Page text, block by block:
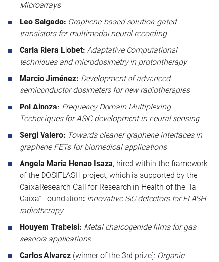
Microarrays
Leo Salgado: Graphene-based solution-gated
transistors for multimodal neural recording
Carla Riera Llobet: Adaptative Computational
techniques and microdosimetry in protontherapy
Marcio Jiménez: Development of advanced
semiconductor dosimeters for new radiotherapies
Pol Ainoza: Frequency Domain Multiplexing
Techcniques for ASIC development in neural sensing
Sergi Valero: Towards cleaner graphene interfaces in
graphene FETs for biomedical applications
Angela Maria Henao Isaza, hired within the framework
of the DOSIFLASH project, which is supported by the
CaixaResearch Call for Research in Health of the ”la
Caixa” Foundation: Innovative SiC detectors for FLASH
radiotherapy
Houyem Trabelsi: Metal chalcogenide films for gas
sesnors applications
Carlos Alvarez (winner of the 3rd prize): Organic